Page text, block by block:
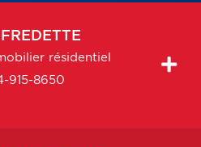
FREDETTE
résidentiel
915-8650